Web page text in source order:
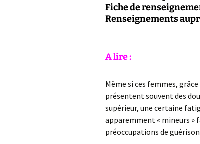
Fiche de
Renseignements
A lire :
Même si ces femmes,
présentent souvent des
supérieur, une certaine
apparemment « mineurs »
préoccupations de